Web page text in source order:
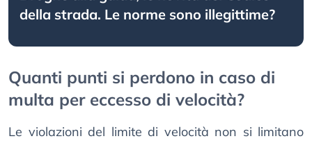
della strada. Le norme sono illegittime?
Quanti punti si perdono in caso di
multa per eccesso di velocità?
Le violazioni del limite di velocità non si limitano